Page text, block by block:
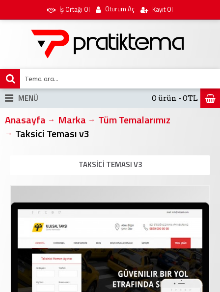
İş Ortağı Ol Oturum Aç Kayıt Ol
0 ürün - 0TL
MENÜ
Anasayfa Marka
Tüm Temalarımız
Taksici Teması v3
TAKSICI TEMASI V3